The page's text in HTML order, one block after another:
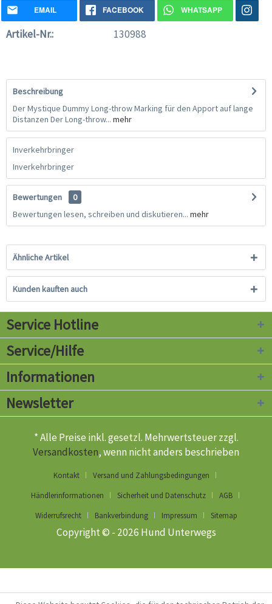
EMAIL FACEBOOK WHATSAPP
Artikel-Nr.: 130988
Beschreibung
Der Mystique Dummy Long-throw Marking für den Apport auf lange
Distanzen Der Long-throw... mehr
Inverkehrbringer
Inverkehrbringer
Bewertungen
0
Bewertungen lesen, schreiben und diskutieren... mehr
Ähnliche Artikel
Kunden kauften auch
Service Hotline
Service/Hilfe
Informationen
Newsletter
* Alle Preise inkl. gesetzl. Mehrwertsteuer zzgl.
Versandkosten, wenn nicht anders beschrieben
Kontakt
Versand und Zahlungsbedingungen
Händlerinformationen
Sicherheit und Datenschutz
AGB
Widerrufsrecht
Bankverbindung Impressum Sitemap
Copyright © - 2026 Hund Unterwegs